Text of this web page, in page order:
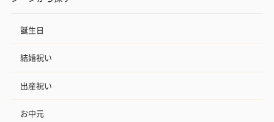
誕生日
結婚祝い
出産祝い
お中元